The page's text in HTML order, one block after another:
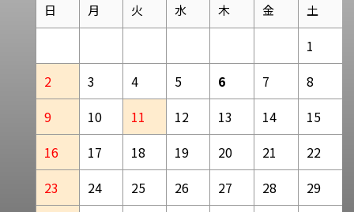
日 月 火 水 木 金 土
1
2
3 4 5 6 7
8
9
10 11 12 13 14
15
16
17 18 19 20 21
22
23
24 25 26 27 28
29